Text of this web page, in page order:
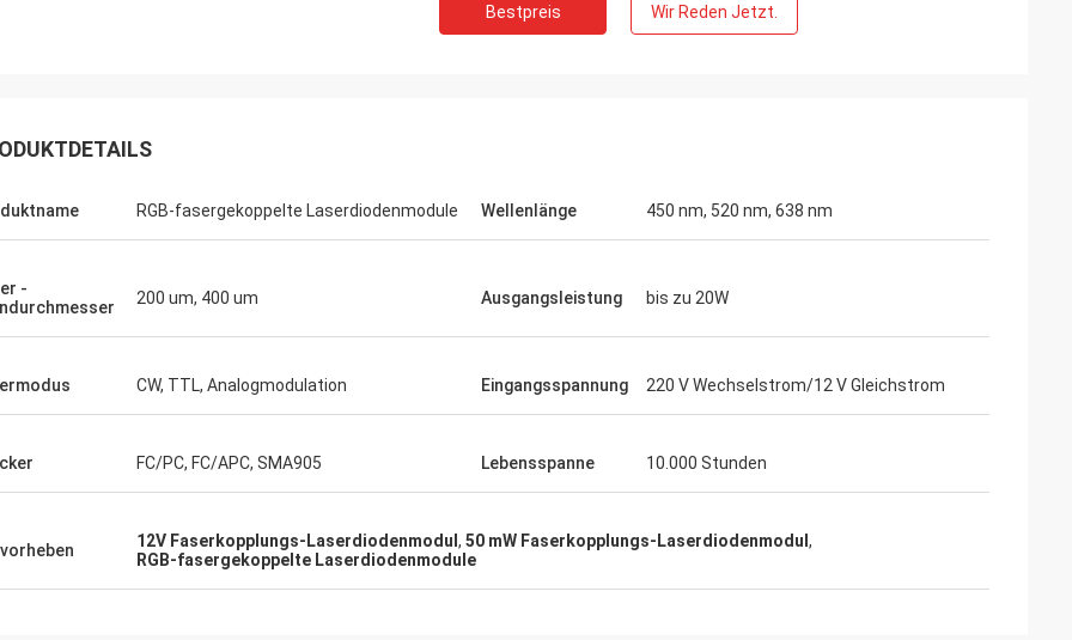
den holographischen Anblick
habe einige Flecken oder
oder verbessert werden
definitiv mit EOTECH konkurrieren!
Bestpreis Wir Reden Jetzt.
RGB-fasergekoppelte Laserdiodenmodule Wellenlänge 450 nm, 520 nm, 638 nm
-
200 um, 400 um Ausgangsleistung bis zu 20W
CW, TTL, Analogmodulation Eingangsspannung 220 V Wechselstrom/12 V Gleichstrom
FC/PC, FC/APC, SMA905 Lebensspanne 10.000 Stunden
12V Faserkopplungs-Laserdiodenmodul , 50 mW Faserkopplungs-Laserdiodenmodul ,
RGB-fasergekoppelte Laserdiodenmodule